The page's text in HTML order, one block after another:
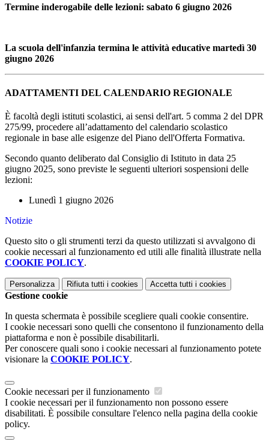
Termine inderogabile delle lezioni: sabato 6 giugno 2026
La scuola dell'infanzia termina le attività educative martedì 30
giugno 2026
ADATTAMENTI DEL CALENDARIO REGIONALE
È facoltà degli istituti scolastici, ai sensi dell'art. 5 comma 2 del DPR
275/99, procedere all’adattamento del calendario scolastico
regionale in base alle esigenze del Piano dell'Offerta Formativa.
Secondo quanto deliberato dal Consiglio di Istituto in data 25
giugno 2025, sono previste le seguenti ulteriori sospensioni delle
lezioni:
Lunedì 1 giugno 2026
Notizie
Questo sito o gli strumenti terzi da questo utilizzati si avvalgono di
cookie necessari al funzionamento ed utili alle finalità illustrate nella
COOKIE POLICY.
Personalizza Rifiuta tutti i cookies Accetta tutti i cookies
Gestione cookie
In questa schermata è possibile scegliere quali cookie consentire.
I cookie necessari sono quelli che consentono il funzionamento della
piattaforma e non è possibile disabilitarli.
Per conoscere quali sono i cookie necessari al funzionamento potete
visionare la COOKIE POLICY.
Cookie necessari per il funzionamento
I cookie necessari per il funzionamento non possono essere
disabilitati. È possibile consultare l'elenco nella pagina della cookie
policy.